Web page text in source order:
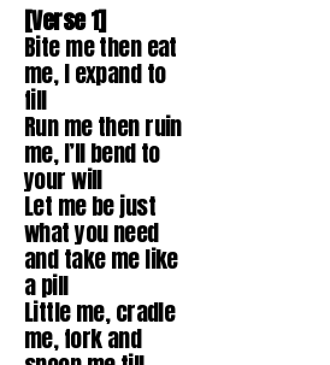
[Verse 1]
Bite me then eat
me, I expand to
fill
Run me then ruin
me, I’ll bend to
your will
Let me be just
what you need
and take me like
a pill
Little me, cradle
me, fork and